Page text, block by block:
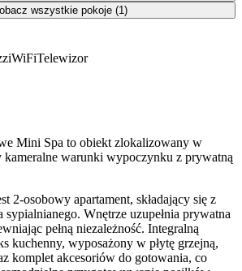
WiFiTelewizor
Mini Spa to obiekt zlokalizowany w
warunki wypoczynku z prywatną
2-osobowy apartament, składający się z
sypialnianego. Wnętrze uzupełnia prywatna
pełną niezależność. Integralną
kuchenny, wyposażony w płytę grzejną,
komplet akcesoriów do gotowania, co
wszystkie pokoje (1)